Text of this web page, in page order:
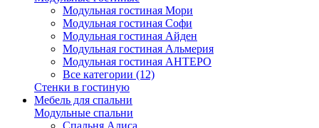
Модульная гостиная Мори
Модульная гостиная Софи
Модульная гостиная Айден
Модульная гостиная Альмерия
Модульная гостиная АНТЕРО
Все категории (12)
Стенки в гостиную
Мебель для спальни
Модульные спальни
Спальня Алиса